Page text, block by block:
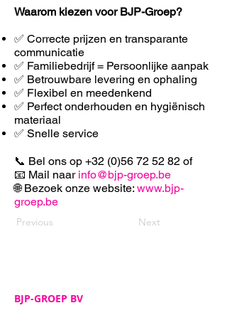
Waarom kiezen voor BJP-Groep?
✅ Correcte prijzen en transparante
communicatie
✅ Familiebedrijf = Persoonlijke aanpak
✅ Betrouwbare levering en ophaling
✅ Flexibel en meedenkend
✅ Perfect onderhouden en hygiënisch
materiaal
✅ Snelle service
📞 Bel ons op +32 (0)56 72 52 82 of
📧 Mail naar info@bjp-groep.be
🌐 Bezoek onze website: www.bjp-
groep.be
Previous Next
BJP-GROEP BV